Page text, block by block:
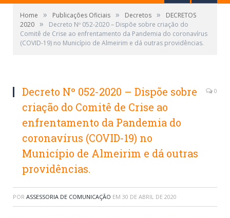
Home » Publicações Oficiais » Decretos »
DECRETOS
2020 »
Decreto Nº 052-2020 – Dispõe sobre criação do
Comitê de Crise ao enfrentamento da Pandemia do coronavírus
(COVID-19) no Município de Almeirim e dá outras providências.
Decreto Nº 052-2020 – Dispõe sobre
criação do Comitê de Crise ao
enfrentamento da Pandemia do
coronavírus (COVID-19) no
Município de Almeirim e dá outras
providências.
0
POR ASSESSORIA DE COMUNICAÇÃO EM 30 DE ABRIL DE 2020